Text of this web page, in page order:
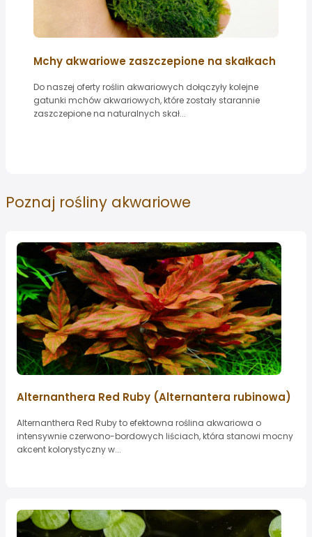
Mchy akwariowe zaszczepione na skałkach
Do naszej oferty roślin akwariowych dołączyły kolejne
gatunki mchów akwariowych, które zostały starannie
zaszczepione na naturalnych skał...
Poznaj rośliny akwariowe
Alternanthera Red Ruby (Alternantera rubinowa)
Alternanthera Red Ruby to efektowna roślina akwariowa o
intensywnie czerwono-bordowych liściach, która stanowi mocny
akcent kolorystyczny w...